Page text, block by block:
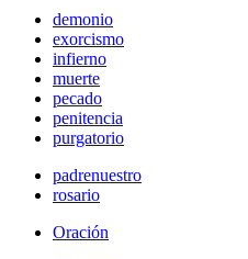
demonio
exorcismo
infierno
muerte
pecado
penitencia
purgatorio
padrenuestro
rosario
Oración